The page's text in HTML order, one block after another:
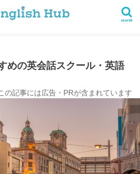
search
教室
ル・英語教室まとめ
ル・英語教室8選
めの英会話スクール・英語
の記事には広告・PRが含まれています